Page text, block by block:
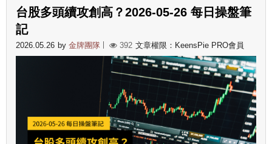
台股多頭續攻創高？2026-05-26 每日操盤筆
記
2026.05.26 by 金牌團隊 392 文章權限：KeensPie PRO會員